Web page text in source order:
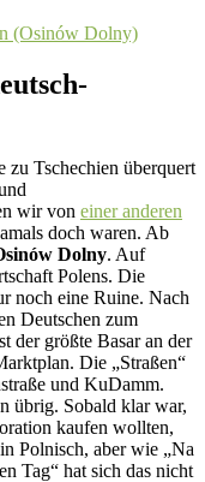
zu Tschechien überquert
wir von einer anderen
doch waren. Ab
Dolny. Auf
Polens. Die
noch eine Ruine. Nach
Deutschen zum
der größte Basar an der
Die „Straßen“
und KuDamm.
übrig. Sobald klar war,
kaufen wollten,
Polnisch, aber wie „Na
Tag“ hat sich das nicht